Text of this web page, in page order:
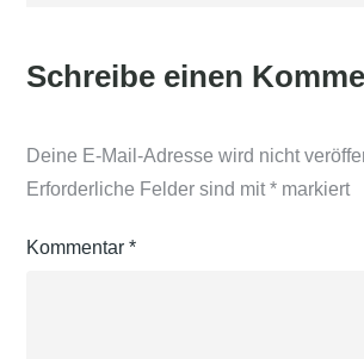
Schreibe einen
Deine E-Mail-Adresse wird nicht
Erforderliche Felder sind mit* markiert
Kommentar*